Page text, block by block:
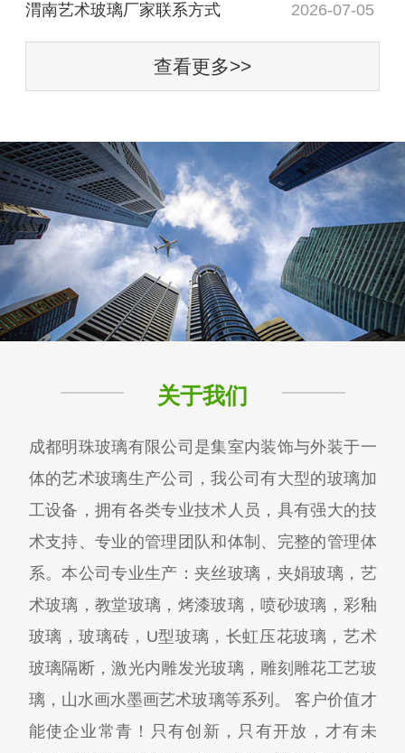
渭南艺术玻璃厂家联系方式 2026-07-05
查看更多>>
关于我们
成都明珠玻璃有限公司是集室内装饰与外装于一
体的艺术玻璃生产公司，我公司有大型的玻璃加
工设备，拥有各类专业技术人员，具有强大的技
术支持、专业的管理团队和体制、完整的管理体
系。本公司专业生产：夹丝玻璃，夹娟玻璃，艺
术玻璃，教堂玻璃，烤漆玻璃，喷砂玻璃，彩釉
玻璃，玻璃砖，U型玻璃，长虹压花玻璃，艺术
玻璃隔断，激光内雕发光玻璃，雕刻雕花工艺玻
璃，山水画水墨画艺术玻璃等系列。 客户价值才
能使企业常青！只有创新，只有开放，才有未